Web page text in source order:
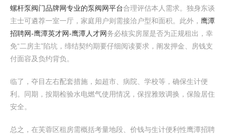
螺杆泵阀门品牌网专业的泵阀网平台合理评估本人需求。独身东谈
主士可遴荐一室一厅，家庭用户则需接洽户型和面积。此外， 鹰潭
招聘网-鹰潭英才网-鹰潭人才网务必核实房屋是否为正规租出，幸
免“二房主”陷坑，缔结契约期要仔细阅读要求，阐发押金、房钱支
付面容及负约背负。
临了，夺目左右配套措施，如超市、病院、学校等，确保生计便
利。同期，按期检验水电燃气使用情况，保捏雅致调换，保险居住
安全。
总之，在芙蓉区租房需概括考量地段、价钱与生计便利性鹰潭招聘